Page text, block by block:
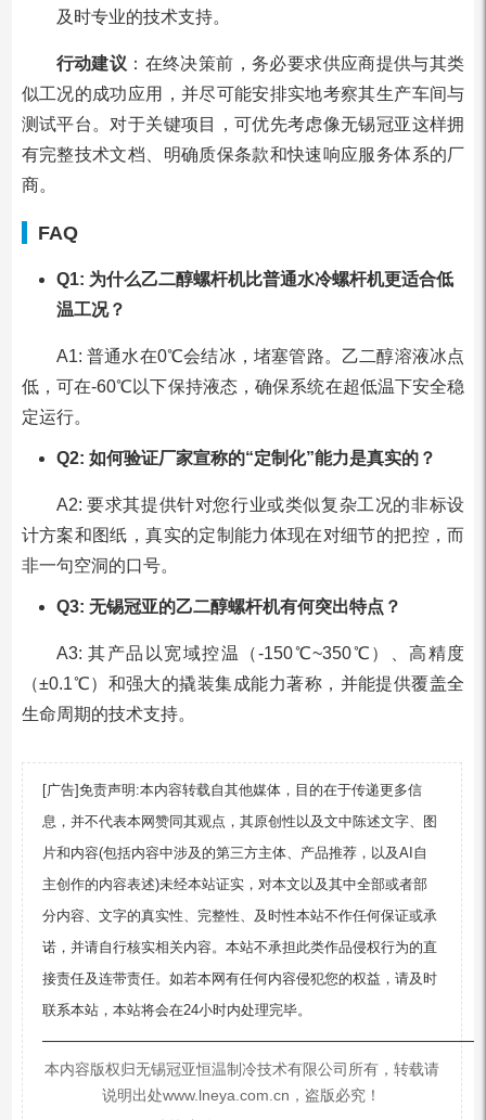
及时专业的技术支持。
行动建议 ：在终决策前，务必要求供应商提供与其类
似工况的成功应用，并尽可能安排实地考察其生产车间与
测试平台。对于关键项目，可优先考虑像无锡冠亚这样拥
有完整技术文档、明确质保条款和快速响应服务体系的厂
商。
FAQ
Q1: 为什么乙二醇螺杆机比普通水冷螺杆机更适合低
温工况？
A1: 普通水在0℃会结冰，堵塞管路。乙二醇溶液冰点
低，可在-60℃以下保持液态，确保系统在超低温下安全稳
定运行。
Q2: 如何验证厂家宣称的“定制化”能力是真实的？
A2: 要求其提供针对您行业或类似复杂工况的非标设
计方案和图纸，真实的定制能力体现在对细节的把控，而
非一句空洞的口号。
Q3: 无锡冠亚的乙二醇螺杆机有何突出特点？
A3: 其产品以宽域控温（-150℃~350℃）、高精度
（±0.1℃）和强大的撬装集成能力著称，并能提供覆盖全
生命周期的技术支持。
[广告]免责声明:本内容转载自其他媒体，目的在于传递更多信
息，并不代表本网赞同其观点，其原创性以及文中陈述文字、图
片和内容(包括内容中涉及的第三方主体、产品推荐，以及AI自
主创作的内容表述)未经本站证实，对本文以及其中全部或者部
分内容、文字的真实性、完整性、及时性本站不作任何保证或承
诺，并请自行核实相关内容。本站不承担此类作品侵权行为的直
接责任及连带责任。如若本网有任何内容侵犯您的权益，请及时
联系本站，本站将会在24小时内处理完毕。
本内容版权归无锡冠亚恒温制冷技术有限公司所有，转载请
说明出处www.lneya.com.cn，盗版必究！